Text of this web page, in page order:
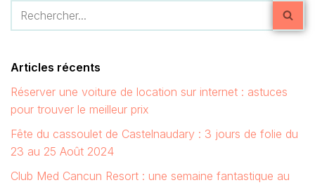
Articles récents
Réserver une voiture de location sur internet : astuces
pour trouver le meilleur prix
Fête du cassoulet de Castelnaudary : 3 jours de folie du
23 au 25 Août 2024
Club Med Cancun Resort : une semaine fantastique au